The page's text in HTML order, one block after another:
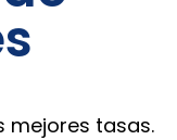
mejores tasas.